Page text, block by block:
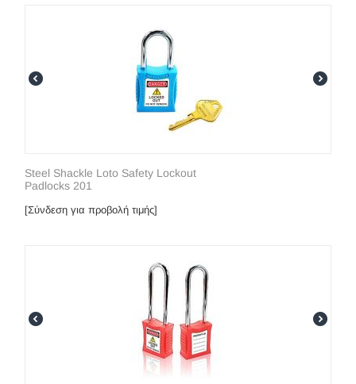
Steel Shackle Loto Safety Lockout
Padlocks 201
[Σύνδεση για προβολή τιμής]